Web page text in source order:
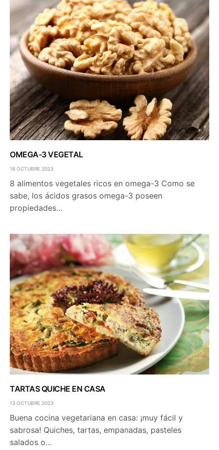
OMEGA-3 VEGETAL
16 OCTUBRE 2023
8 alimentos vegetales ricos en omega-3 Como se
sabe, los ácidos grasos omega-3 poseen
propiedades…
TARTAS QUICHE EN CASA
13 OCTUBRE 2023
Buena cocina vegetariana en casa: ¡muy fácil y
sabrosa! Quiches, tartas, empanadas, pasteles
salados o…